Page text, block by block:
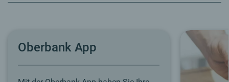
Oberbank App